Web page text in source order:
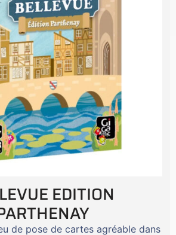
EDITION
de pose de cartes agréable dans